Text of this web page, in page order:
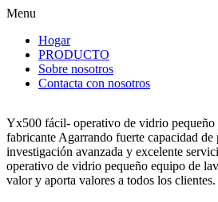
Menu
Hogar
PRODUCTO
Sobre nosotros
Contacta con nosotros
Yx500 fácil- operativo de vidrio pequeño
fabricante Agarrando fuerte capacidad
investigación avanzada y excelente
operativo de vidrio pequeño equipo de
valor y aporta valores a todos los clientes.